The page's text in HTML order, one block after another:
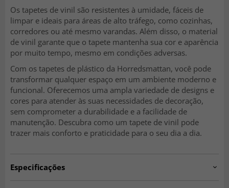
Os tapetes de vinil são resistentes à umidade, fáceis de
limpar e ideais para áreas de alto tráfego, como cozinhas,
corredores ou até mesmo varandas. Além disso, o material
de vinil garante que o tapete mantenha sua cor e aparência
por muito tempo, mesmo em condições adversas.
Com os tapetes de plástico da Horredsmattan, você pode
transformar qualquer espaço em um ambiente moderno e
funcional. Oferecemos uma ampla variedade de designs e
cores para atender às suas necessidades de decoração,
sem comprometer a durabilidade e a facilidade de
manutenção. Descubra como um tapete de vinil pode
trazer mais conforto e praticidade para o seu dia a dia.
Especificações